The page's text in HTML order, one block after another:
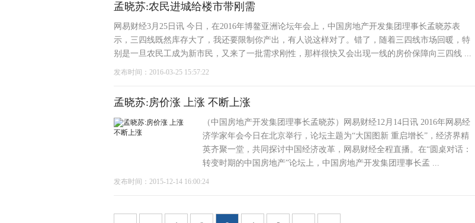
孟晓苏:农民进城给楼市带刚需
网易财经3月25日讯 今日，在2016年博鳌亚洲论坛年会上，中国房地产开发集团理事长孟晓苏表
示，三四线既然库存大了，我还要限制你产出，有人说这样对了。错了，随着三四线市场回暖，特
别是一旦农民工成为新市民，又来了一批需求刚性，那样很快又会出现一线的房价保障向三四线 ...
发布时间：2016-03-25 15:57:22
孟晓苏:房价涨 上涨 不断上涨
（中国房地产开发集团理事长孟晓苏）网易财经12月14日讯 2016年网易经
济学家年会今日在北京举行，论坛主题为“大国图新 重启增长”，经济界精
英齐聚一堂，共同探讨中国经济改革，网易财经全程直播。在“圆桌对话：
转变时期的中国房地产”论坛上，中国房地产开发集团理事长孟 ...
发布时间：2015-12-14 16:00:24